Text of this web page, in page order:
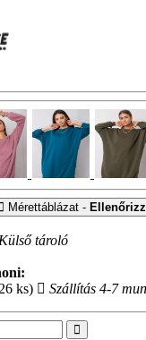
Mérettáblázat -
Külső tároló
ks)
Szállítás 4-7